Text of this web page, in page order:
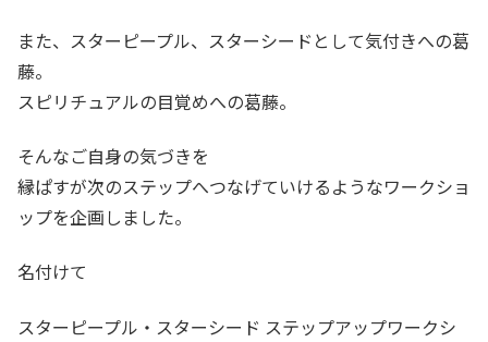
また、スターピープル、スターシードとして気付きへの葛
藤。
スピリチュアルの目覚めへの葛藤。
そんなご自身の気づきを
縁ぱすが次のステップへつなげていけるようなワークショ
ップを企画しました。
名付けて
スターピープル・スターシード ステップアップワークシ